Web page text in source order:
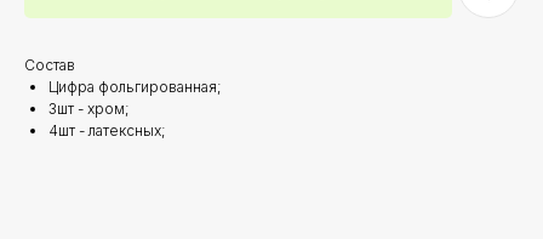
Состав
Цифра фольгированная;
3шт - хром;
4шт - латексных;
лично
(в зависимости от удалённости)
При стоимости заказа от 200 бел.руб
доставка по Минску осуществляется
БЕСПЛАТНО!